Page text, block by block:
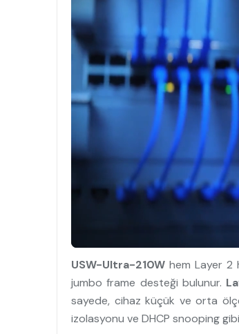
USW-Ultra-210W hem Layer 2
jumbo frame desteği bulunur.
sayede, cihaz küçük ve orta
izolasyonu ve DHCP snooping